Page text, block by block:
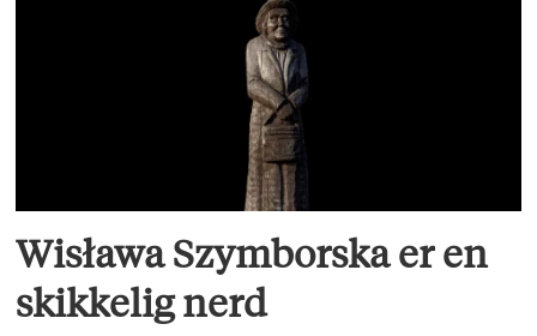
Wisława Szymborska er en
skikkelig nerd